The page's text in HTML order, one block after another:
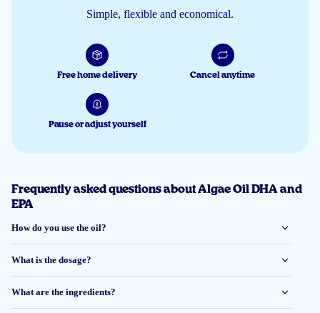
Lekker van smaak, de service is netjes en vlot verlopen!!!
De sinasappelsmaak heb ik niet nodig, maar goed. Verder best prijzig, beste
wachten op aanbiedingen
Anita
gebruik reeds langere periode de algenolie hoge dosis wat goed bevalt...de
Simple, flexible and economical.
Free home delivery Cancel anytime
Pause or adjust yourself
Frequently asked questions about Algae Oil DHA and
EPA
How do you use the oil?
What is the dosage?
What are the ingredients?